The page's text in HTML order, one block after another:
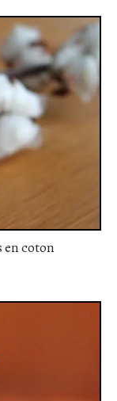
en coton